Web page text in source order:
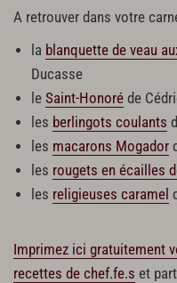
A retrouver dans votre
la blanquette de veau
Ducasse
le Saint-Honoré de
les berlingots coulants
les macarons Mogador
les rougets en écailles
les religieuses caramel
Imprimez ici gratuitement
recettes de chef.fe.s et